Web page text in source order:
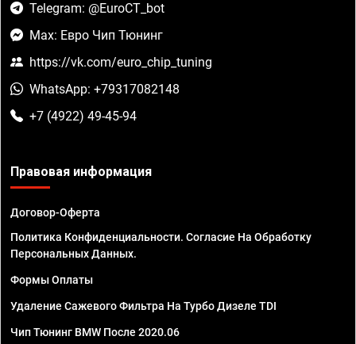
Telegram: @EuroCT_bot
Max: Евро Чип Тюнинг
https://vk.com/euro_chip_tuning
WhatsApp: +79317082148
+7 (4922) 49-45-94
Правовая информация
Договор-Оферта
Политика Конфиденциальности. Согласие На Обработку
Персональных Данных.
Формы Оплаты
Удаление Сажевого Фильтра На Турбо Дизеле TDI
Чип Тюнинг BMW После 2020.06